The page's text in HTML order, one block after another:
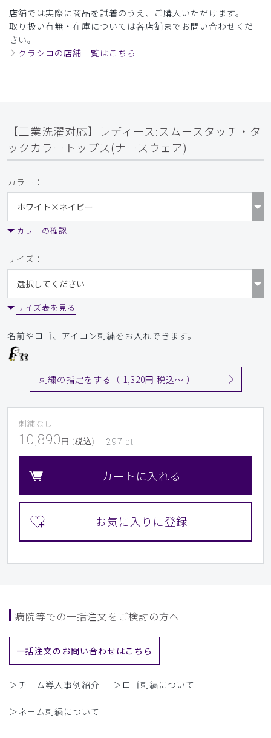
店舗では実際に商品を試着のうえ、ご購入いただけます。
取り扱い有無・在庫については各店舗までお問い合わせくだ
さい。
クラシコの店舗一覧はこちら
【工業洗濯対応】レディース:スムースタッチ・タ
ックカラートップス(ナースウェア)
カラー：
カラーの確認
サイズ：
サイズ表を見る
名前やロゴ、アイコン刺繍をお入れできます。
刺繍の指定をする（ 1,320円 税込〜 ）
刺繍なし
10,890 円 (税込) 297 pt
カートに入れる
病院等での一括注文をご検討の方へ
一括注文のお問い合わせはこちら
＞チーム導入事例紹介 ＞ロゴ刺繍について
＞ネーム刺繍について